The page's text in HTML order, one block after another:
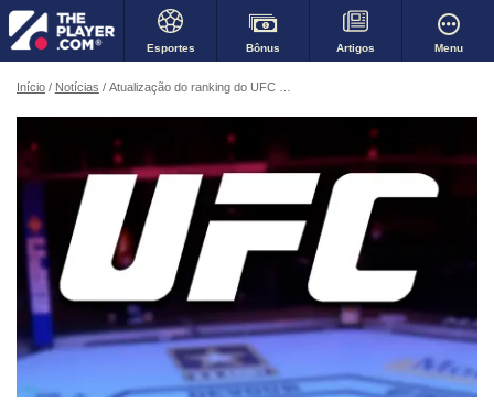
Esportes Bônus Artigos Menu
Início Notícias Atualização do ranking do UFC deixa TJ Dillashaw em segundo no peso-galo